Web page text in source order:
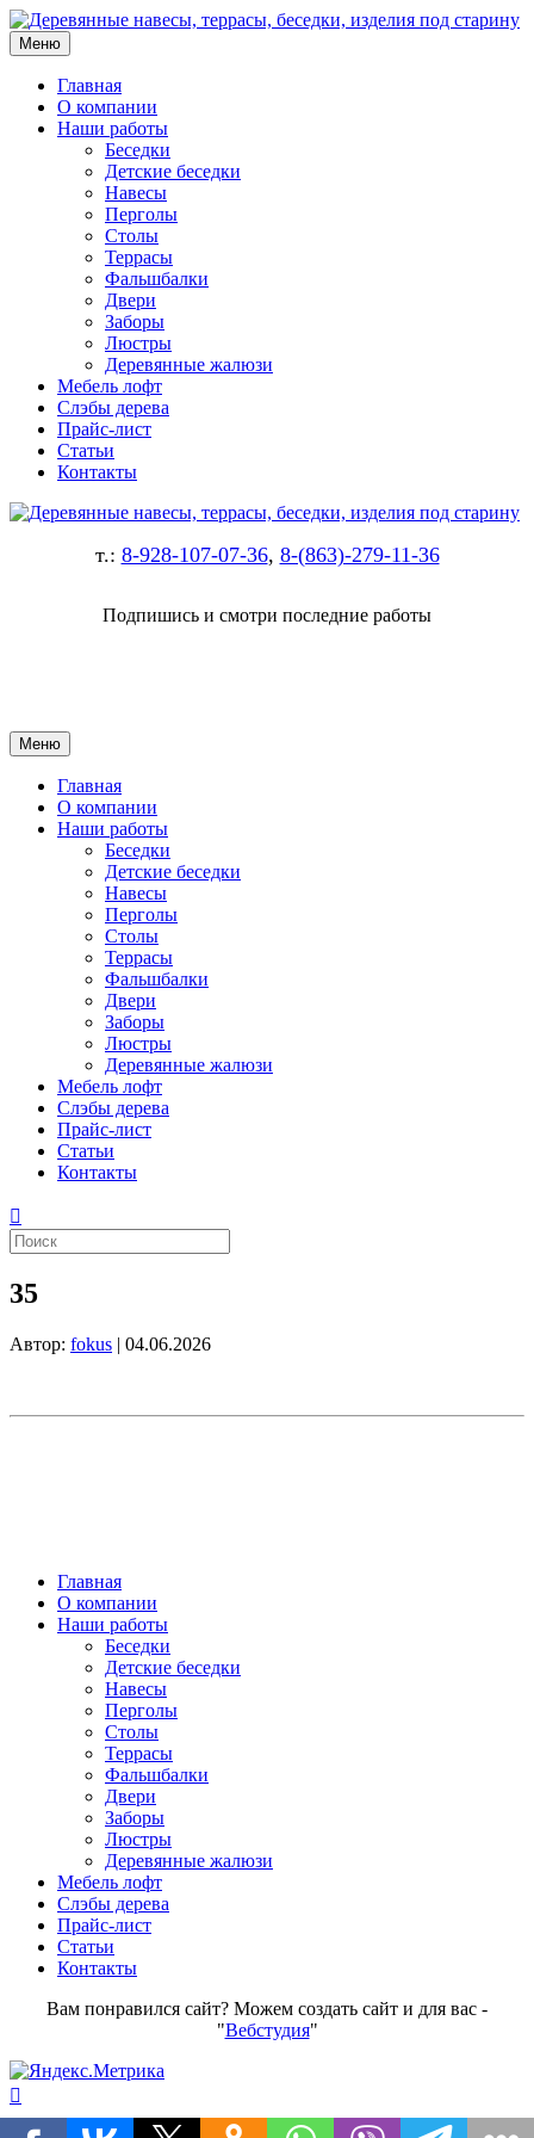
Меню
Главная
О компании
Наши работы
Беседки
Детские беседки
Навесы
Перголы
Столы
Террасы
Фальшбалки
Двери
Заборы
Люстры
Деревянные жалюзи
Мебель лофт
Слэбы дерева
Прайс-лист
Статьи
Контакты
т.: 8-928-107-07-36, 8-(863)-279-11-36
Подпишись и смотри последние работы
Меню
Главная
О компании
Наши работы
Беседки
Детские беседки
Навесы
Перголы
Столы
Террасы
Фальшбалки
Двери
Заборы
Люстры
Деревянные жалюзи
Мебель лофт
Слэбы дерева
Прайс-лист
Статьи
Контакты
35
Автор: fokus | 04.06.2026
Главная
О компании
Наши работы
Беседки
Детские беседки
Навесы
Перголы
Столы
Террасы
Фальшбалки
Двери
Заборы
Люстры
Деревянные жалюзи
Мебель лофт
Слэбы дерева
Прайс-лист
Статьи
Контакты
Вам понравился сайт? Можем создать сайт и для вас -
"Вебстудия"